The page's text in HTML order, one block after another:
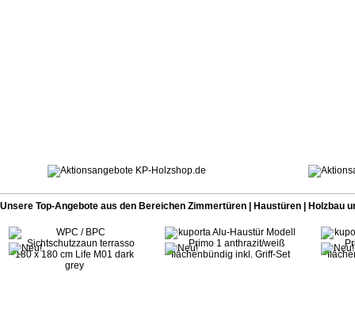
Unsere Top-Angebote aus den Bereichen Zimmertüren | Haustüren | Holzbau